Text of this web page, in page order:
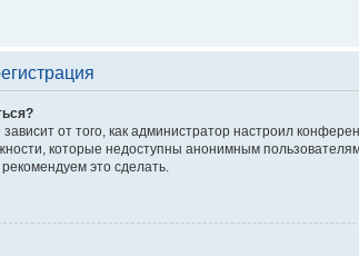
от того, как администратор настроил
которые недоступны анонимным
это сделать.